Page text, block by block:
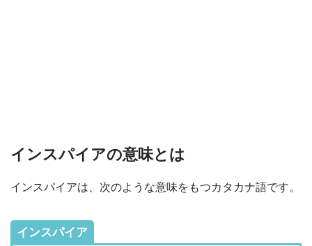
インスパイアの意味とは
インスパイアは、次のような意味をもつカタカナ語です。
インスパイア